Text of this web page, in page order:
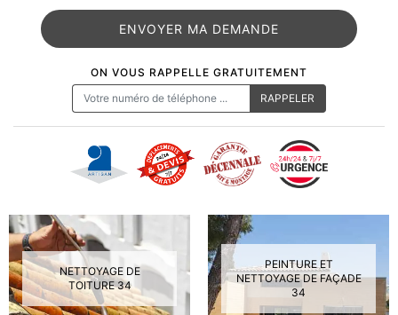
ON VOUS RAPPELLE GRATUITEMENT
NETTOYAGE DE
TOITURE 34
PEINTURE ET
NETTOYAGE DE FAÇADE
34